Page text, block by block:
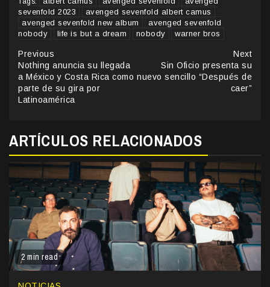
sevenfold 2023
avenged sevenfold albert camus
avenged sevenfold new album
avenged sevenfold
nobody
life is but a dream nobody warner bros
Continue
Reading
Previous
Nothing anuncia su llegada
a México y Costa Rica como
parte de su gira por
Latinoamérica
Next
Sin Oficio presenta su
nuevo sencillo “Después de
caer”
ARTÍCULOS RELACIONADOS
2 min read